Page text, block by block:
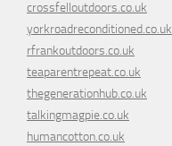
crossfelloutdoors.co.uk
yorkroadreconditioned.co.uk
rfrankoutdoors.co.uk
teaparentrepeat.co.uk
thegenerationhub.co.uk
talkingmagpie.co.uk
humancotton.co.uk